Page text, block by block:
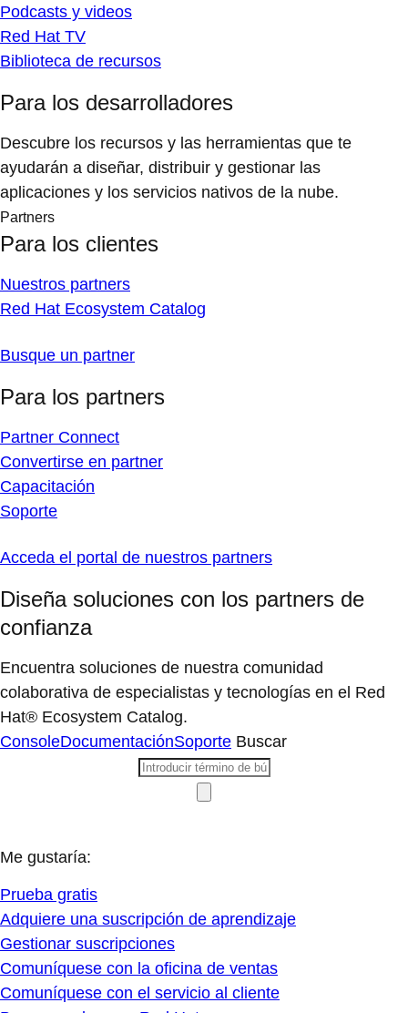
Podcasts y videos
Red Hat TV
Biblioteca de recursos
Para los desarrolladores
Descubre los recursos y las herramientas que te
ayudarán a diseñar, distribuir y gestionar las
aplicaciones y los servicios nativos de la nube.
Partners
Para los clientes
Nuestros partners
Red Hat Ecosystem Catalog
Busque un partner
Para los partners
Partner Connect
Convertirse en partner
Capacitación
Soporte
Acceda el portal de nuestros partners
Diseña soluciones con los partners de
confianza
Encuentra soluciones de nuestra comunidad
colaborativa de especialistas y tecnologías en el Red
Hat® Ecosystem Catalog.
ConsoleDocumentaciónSoporte Buscar
Me gustaría:
Prueba gratis
Adquiere una suscripción de aprendizaje
Gestionar suscripciones
Comuníquese con la oficina de ventas
Comuníquese con el servicio al cliente